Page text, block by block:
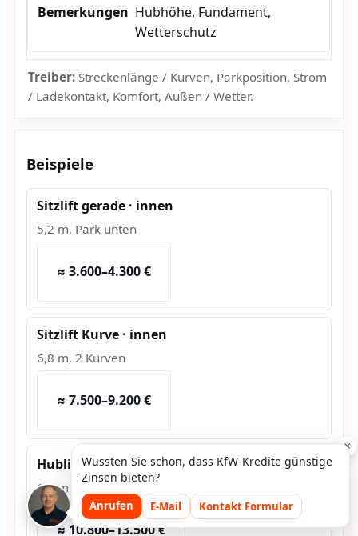
Hubhöhe, Fundament,
Wetterschutz
Treiber:Streckenlänge / Kurven, Parkposition, Strom
/ Ladekontakt, Komfort, Außen / Wetter.
Beispiele
Sitzlift gerade · innen
5,2 m, Park unten
≈ 3.600–4.300 €
Sitzlift Kurve · innen
6,8 m, 2 Kurven
≈ 7.500–9.200 €
Hublift · außen
1,2 m Hub, Fundament
≈ 10.800–13.500 €
×
Wussten Sie schon, dass KfW-Kredite günstige
Zinsen bieten?
Anrufen E-Mail Kontakt Formular